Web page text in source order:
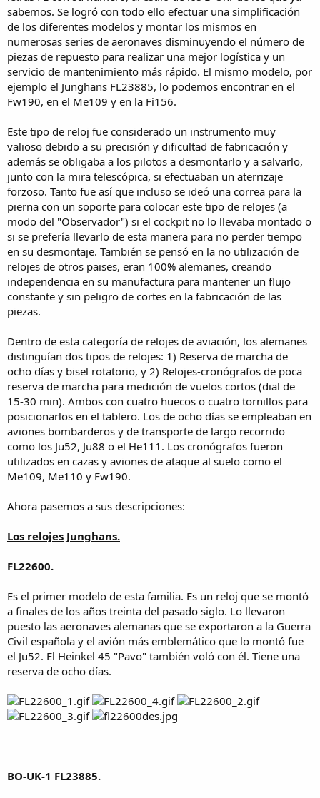
sabemos. Se logró con todo ello efectuar una simplificación
de los diferentes modelos y montar los mismos en
numerosas series de aeronaves disminuyendo el número de
piezas de repuesto para realizar una mejor logística y un
servicio de mantenimiento más rápido. El mismo modelo, por
ejemplo el Junghans FL23885, lo podemos encontrar en el
Fw190, en el Me109 y en la Fi156.
Este tipo de reloj fue considerado un instrumento muy
valioso debido a su precisión y dificultad de fabricación y
además se obligaba a los pilotos a desmontarlo y a salvarlo,
junto con la mira telescópica, si efectuaban un aterrizaje
forzoso. Tanto fue así que incluso se ideó una correa para la
pierna con un soporte para colocar este tipo de relojes (a
modo del "Observador") si el cockpit no lo llevaba montado o
si se prefería llevarlo de esta manera para no perder tiempo
en su desmontaje. También se pensó en la no utilización de
relojes de otros paises, eran 100% alemanes, creando
independencia en su manufactura para mantener un flujo
constante y sin peligro de cortes en la fabricación de las
piezas.
Dentro de esta categoría de relojes de aviación, los alemanes
distinguían dos tipos de relojes: 1) Reserva de marcha de
ocho días y bisel rotatorio, y 2) Relojes-cronógrafos de poca
reserva de marcha para medición de vuelos cortos (dial de
15-30 min). Ambos con cuatro huecos o cuatro tornillos para
posicionarlos en el tablero. Los de ocho días se empleaban en
aviones bombarderos y de transporte de largo recorrido
como los Ju52, Ju88 o el He111. Los cronógrafos fueron
utilizados en cazas y aviones de ataque al suelo como el
Me109, Me110 y Fw190.
Ahora pasemos a sus descripciones:
Los relojes Junghans.
FL22600.
Es el primer modelo de esta familia. Es un reloj que se montó
a finales de los años treinta del pasado siglo. Lo llevaron
puesto las aeronaves alemanas que se exportaron a la Guerra
Civil española y el avión más emblemático que lo montó fue
el Ju52. El Heinkel 45 "Pavo" también voló con él. Tiene una
reserva de ocho días.
BO-UK-1 FL23885.